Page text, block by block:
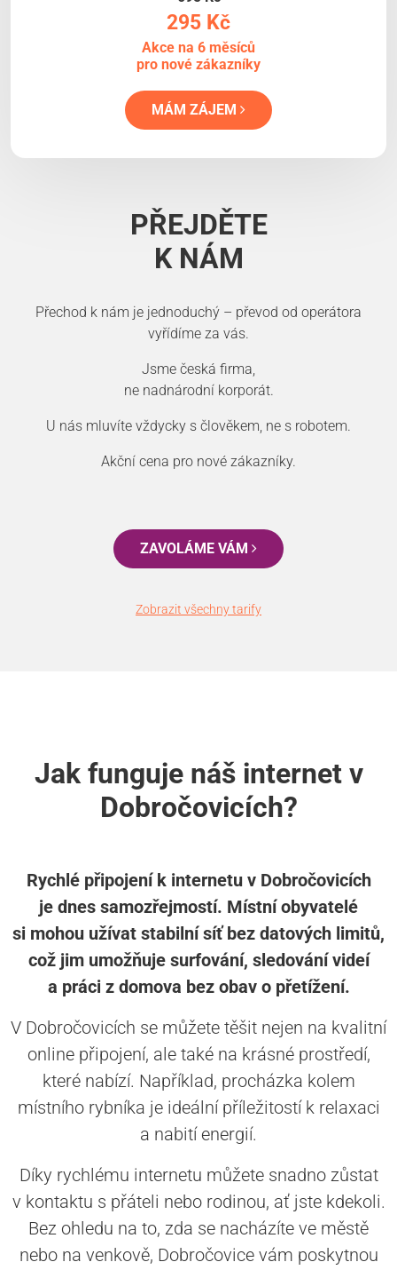
295 Kč
Akce na 6 měsíců
pro nové zákazníky
MÁM ZÁJEM
PŘEJDĚTE
K NÁM
Přechod k nám je jednoduchý – převod od operátora
vyřídíme za vás.
Jsme česká firma,
ne nadnárodní korporát.
U nás mluvíte vždycky s člověkem, ne s robotem.
Akční cena pro nové zákazníky.
ZAVOLÁME VÁM
Zobrazit všechny tarify
Jak funguje náš internet v
Dobročovicích?
Rychlé připojení k internetu v Dobročovicích
je dnes samozřejmostí. Místní obyvatelé
si mohou užívat stabilní síť bez datových limitů,
což jim umožňuje surfování, sledování videí
a práci z domova bez obav o přetížení.
V Dobročovicích se můžete těšit nejen na kvalitní
online připojení, ale také na krásné prostředí,
které nabízí. Například, procházka kolem
místního rybníka je ideální příležitostí k relaxaci
a nabití energií.
Díky rychlému internetu můžete snadno zůstat
v kontaktu s přáteli nebo rodinou, ať jste kdekoli.
Bez ohledu na to, zda se nacházíte ve městě
nebo na venkově, Dobročovice vám poskytnou